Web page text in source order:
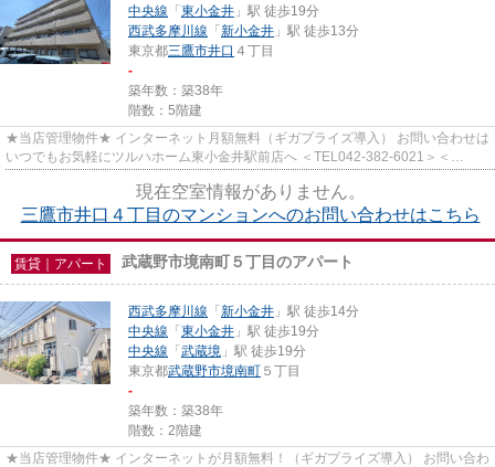
中央線 「 東小金井 」駅 徒歩19分
西武多摩川線 「 新小金井 」駅 徒歩13分
東京都三鷹市井口 ４丁目
-
築年数：築38年
階数：5階建
★当店管理物件★ インターネット月額無料（ギガプライズ導入） お問い合わせは
いつでもお気軽にツルハホーム東小金井駅前店へ ＜TEL042-382-6021＞＜
現在空室情報がありません。
三鷹市井口４丁目のマンションへのお問い合わせはこちら
賃貸｜アパート 武蔵野市境南町５丁目のアパート
西武多摩川線 「 新小金井 」駅 徒歩14分
中央線 「 東小金井 」駅 徒歩19分
中央線 「 武蔵境 」駅 徒歩19分
東京都武蔵野市境南町 ５丁目
-
築年数：築38年
階数：2階建
★当店管理物件★ インターネットが月額無料！（ギガプライズ導入） お問い合わ